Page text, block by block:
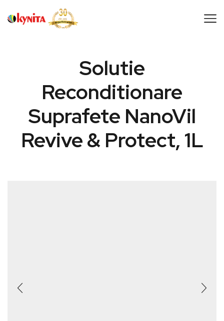
Solutie
Reconditionare
Suprafete NanoVil
Revive & Protect, 1L